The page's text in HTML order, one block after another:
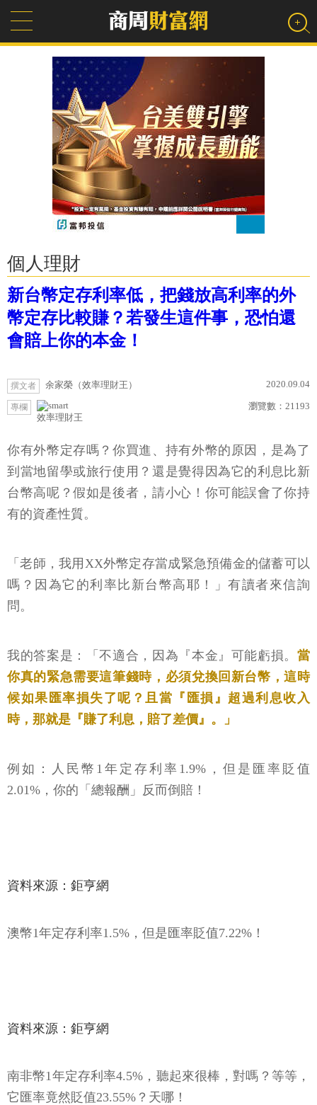
個人理財
新台幣定存利率低，把錢放高利率的外
幣定存比較賺？若發生這件事，恐怕還
會賠上你的本金！
撰文者 余家榮（效率理財王） 2020.09.04
專欄
效率理財王
瀏覽數： 21193
你有外幣定存嗎？你買進、持有外幣的原因，是為了
到當地留學或旅行使用？還是覺得因為它的利息比新
台幣高呢？假如是後者，請小心！你可能誤會了你持
有的資產性質。
「老師，我用XX外幣定存當成緊急預備金的儲蓄可以
嗎？因為它的利率比新台幣高耶！」有讀者來信詢
問。
我的答案是：「不適合，因為『本金』可能虧損。 當
你真的緊急需要這筆錢時，必須兌換回新台幣，這時
候如果匯率損失了呢？且當『匯損』超過利息收入
時，那就是『賺了利息，賠了差價』。」
例如：人民幣1年定存利率1.9%，但是匯率貶值
2.01%，你的「總報酬」反而倒賠！
資料來源：鉅亨網
澳幣1年定存利率1.5%，但是匯率貶值7.22%！
資料來源：鉅亨網
南非幣1年定存利率4.5%，聽起來很棒，對嗎？等等，
它匯率竟然貶值23.55%？天哪！